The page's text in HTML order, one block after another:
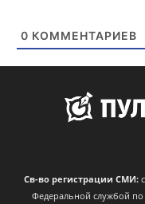
0 КОММЕНТАРИЕВ
Св-во регистрации СМИ:
Федеральной службой